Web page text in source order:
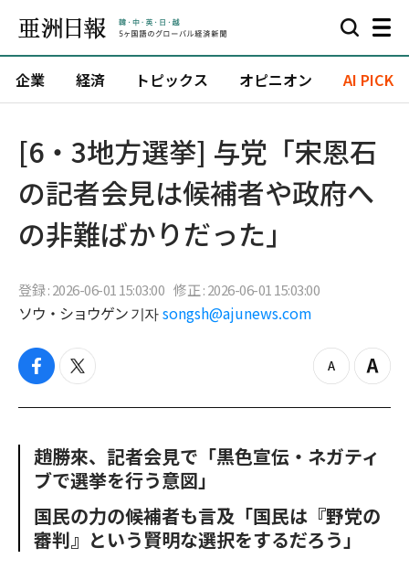
企業 経済 トピックス オピニオン AI PICK
[6・3地方選挙] 与党「宋恩石
の記者会見は候補者や政府へ
の非難ばかりだった」
登録 : 2026-06-01 15:03:00 修正 : 2026-06-01 15:03:00
ソウ・ショウゲン 기자 songsh@ajunews.com
f
c
o
o
k
t
i
e
r
z
o
u
Z
o
n
趙勝來、記者会見で「黒色宣伝・ネガティ
ブで選挙を行う意図」
国民の力の候補者も言及「国民は『野党の
審判』という賢明な選択をするだろう」